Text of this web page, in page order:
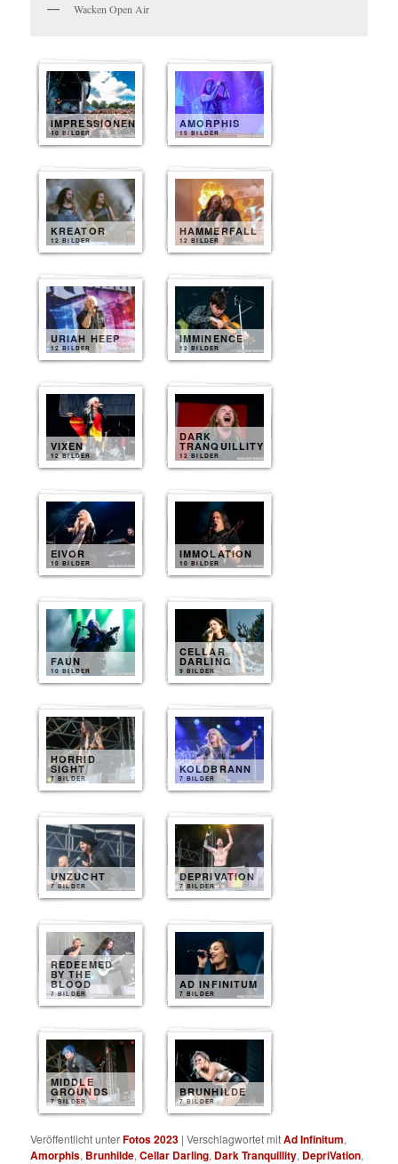
Wacken Open Air
IMPRESSIONEN
40 BILDER
AMORPHIS
15 BILDER
KREATOR
12 BILDER
HAMMERFALL
12 BILDER
URIAH HEEP
12 BILDER
IMMINENCE
12 BILDER
VIXEN
12 BILDER
DARK
TRANQUILLITY
12 BILDER
EIVOR
10 BILDER
IMMOLATION
10 BILDER
FAUN
10 BILDER
CELLAR
DARLING
9 BILDER
HORRID
SIGHT
7 BILDER
KOLDBRANN
7 BILDER
UNZUCHT
7 BILDER
DEPRIVATION
7 BILDER
REDEEMED
BY THE
BLOOD
7 BILDER
AD INFINITUM
7 BILDER
MIDDLE
GROUNDS
7 BILDER
BRUNHILDE
7 BILDER
Veröffentlicht unterFotos 2023 |Verschlagwortet mitAd Infinitum,
Amorphis, Brunhilde,Cellar Darling, Dark Tranquillity, DepriVation,